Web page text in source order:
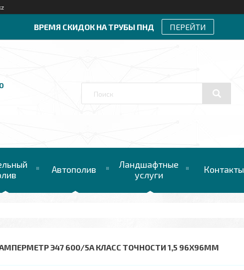
ВРЕМЯ СКИДОК НА ТРУБЫ ПНД ПЕРЕЙТИ
Автополив
Ландшафтные
услуги
Контакты
Э47 600/5А КЛАСС ТОЧНОСТИ 1,5 96Х96ММ